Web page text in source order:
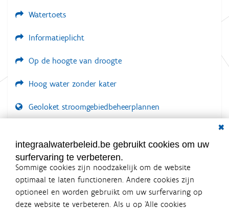
Watertoets
Informatieplicht
Op de hoogte van droogte
Hoog water zonder kater
Geoloket stroomgebiedbeheerplannen
LOGIN VEREIST
integraalwaterbeleid.be gebruikt cookies om uw
surfervaring te verbeteren.
Sommige cookies zijn noodzakelijk om de website
optimaal te laten functioneren. Andere cookies zijn
optioneel en worden gebruikt om uw surfervaring op
deze website te verbeteren. Als u op ‘Alle cookies
Integraalwaterbeleid.be is een